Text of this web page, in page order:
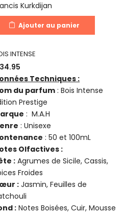
Kurkdijan
Ajouter au panier
INTENSE
34.95
Techniques :
du parfum : Bois Intense
Prestige
: M.A.H
: Unisexe
: 50 et 100mL
Olfactives :
: Agrumes de Sicile, Cassis,
Froides
: Jasmin, Feuilles de
: Notes Boisées, Cuir, Mousse